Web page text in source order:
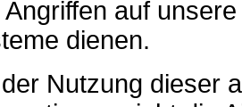
Angriffen auf
dienen.
Nutzung dieser